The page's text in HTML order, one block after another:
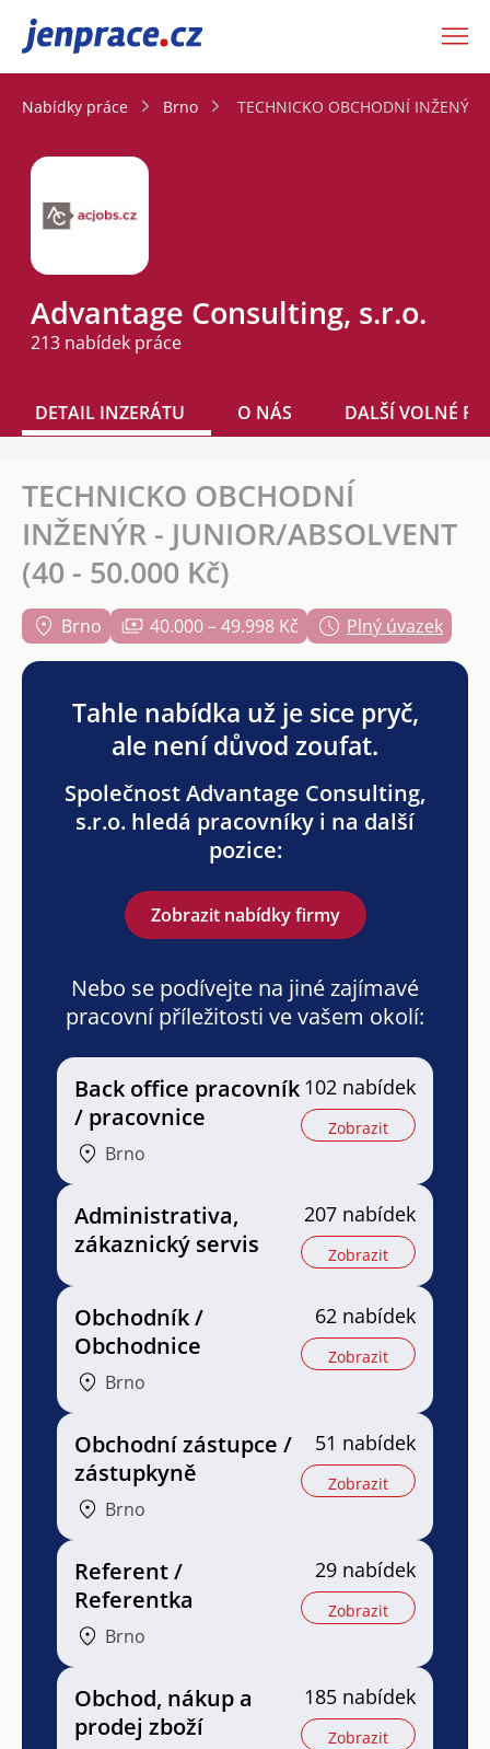
JenPráce.cz
Nabídky práce Brno TECHNICKO OBCHODNÍ INŽENÝR
Advantage Consulting, s.r.o.
213 nabídek práce
DETAIL INZERÁTU O NÁS DALŠÍ VOLNÉ
TECHNICKO OBCHODNÍ
INŽENÝR - JUNIOR/ABSOLVENT
(40 - 50.000 Kč)
Brno 40.000 – 49.998 Kč Plný úvazek
Tahle nabídka už je sice pryč,
ale není důvod zoufat.
Společnost Advantage Consulting,
s.r.o. hledá pracovníky i na další
pozice:
Zobrazit nabídky firmy
Nebo se podívejte na jiné zajímavé
pracovní příležitosti ve vašem okolí:
Back office pracovník
/ pracovnice
Brno
102 nabídek
Zobrazit
Administrativa,
zákaznický servis
207 nabídek
Zobrazit
Obchodník /
Obchodnice
Brno
62 nabídek
Zobrazit
Obchodní zástupce /
zástupkyně
Brno
51 nabídek
Zobrazit
Referent /
Referentka
Brno
29 nabídek
Zobrazit
Obchod, nákup a
prodej zboží
185 nabídek
Zobrazit